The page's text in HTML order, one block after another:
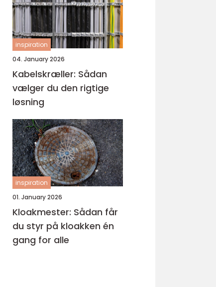
inspiration
04. January 2026
Kabelskræller: Sådan
vælger du den rigtige
løsning
inspiration
01. January 2026
Kloakmester: Sådan får
du styr på kloakken én
gang for alle